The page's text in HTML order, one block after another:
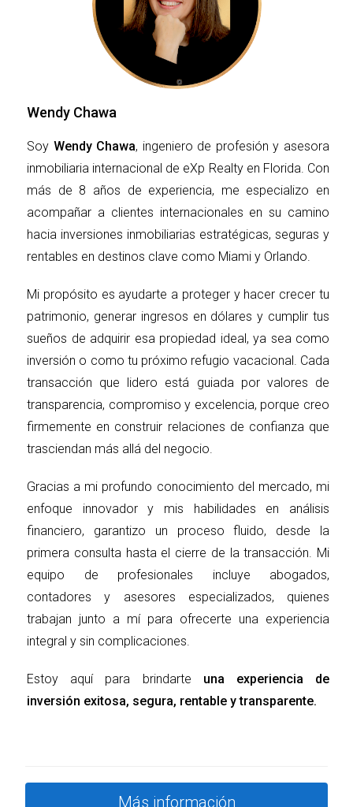
Aumento en la demanda de servicios y
comercios locales.
Incremento en el turismo ligado a eventos
deportivos.
Mejora en la infraestructura pública, como calles
Generación de empleos, tanto directos como
Fomento de una comunidad más activa y
cohesionada.
La llegada de la AFA a Miami simboliza la posibilidad
de un desarrollo integral que puede transformar el
paisaje del barrio y aumentar la calidad de vida de sus
residentes.
VENTAJAS PARA
INVERSIONISTAS
Para los inversionistas internacionales, la construcción
del predio de la AFA puede considerarse una ventaja
estratégica. Al invertir en propiedades en esta área,
los inversores pueden esperar beneficios tangibles y a
incluyen:
Apreciación del Valor del Inmueble:La llegada
de una entidad de renombre como la AFA
seguramente incrementará el valor de los
inmuebles en las proximidades.
Renta Potencial:Con el aumento de turistas y
aficionados al fútbol, la demanda de alquileres
puede verse favorecida, generando un flujo
constante de ingresos.
este suelen conllevar mejoras en la
infraestructura del área, lo cual hace que las
empresarios que también estén interesados en
el desarrollo de la zona puede abrir puertas a
Wendy Chawa
Soy Wendy Chawa, ingeniero de profesión y asesora
inmobiliaria internacional de eXp Realty en Florida. Con
más de 8 años de experiencia, me especializo en
acompañar a clientes internacionales en su camino
hacia inversiones inmobiliarias estratégicas, seguras y
rentables en destinos clave como Miami y Orlando.
Mi propósito es ayudarte a proteger y hacer crecer tu
patrimonio, generar ingresos en dólares y cumplir tus
sueños de adquirir esa propiedad ideal, ya sea como
inversión o como tu próximo refugio vacacional. Cada
transacción que lidero está guiada por valores de
transparencia, compromiso y excelencia, porque creo
firmemente en construir relaciones de confianza que
trasciendan más allá del negocio.
Gracias a mi profundo conocimiento del mercado, mi
enfoque innovador y mis habilidades en análisis
financiero, garantizo un proceso fluido, desde la
primera consulta hasta el cierre de la transacción. Mi
equipo de profesionales incluye abogados,
contadores y asesores especializados, quienes
trabajan junto a mí para ofrecerte una experiencia
integral y sin complicaciones.
Estoy aquí para brindarte una experiencia de
inversión exitosa, segura, rentable y transparente.
Más información